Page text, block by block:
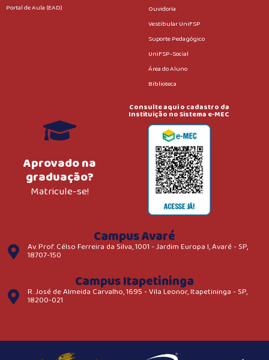
Portal de Aula (EAD)
Ouvidoria
Vestibular UniFSP
Suporte Pedagógico
UniFSP-Social
Área do Aluno
Biblioteca
Aprovado na
graduação?
Matricule-se!
Consulte aqui o cadastro da
Instituição no Sistema e-MEC
Campus Avaré
Av. Prof. Célso Ferreira da Silva, 1001 - Jardim Europa I, Avaré - SP,
18707-150
Campus Itapetininga
R. José de Almeida Carvalho, 1695 - Vila Leonor, Itapetininga - SP,
18200-021